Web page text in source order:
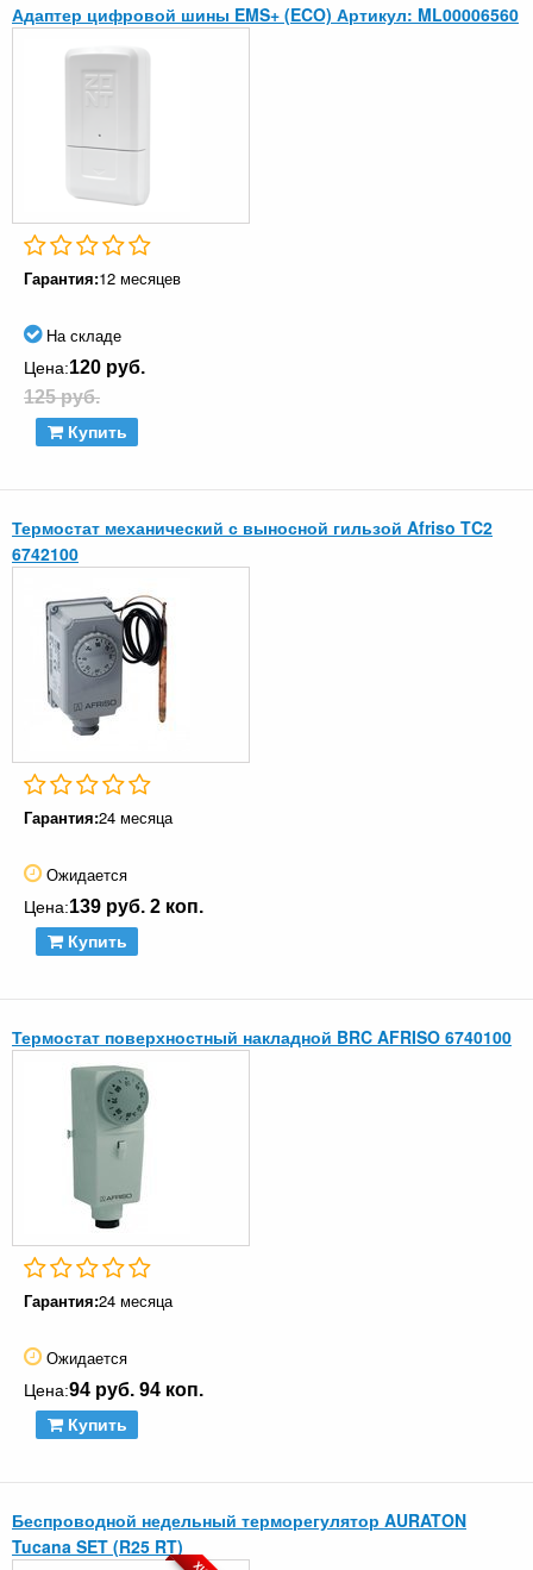
Адаптер цифровой шины EMS+ (ECO) Артикул: ML00006560
Гарантия:12 месяцев
На складе
Цена:120 руб.
125 руб.
Купить
Термостат механический с выносной гильзой Afriso TC2
6742100
Гарантия:24 месяца
Ожидается
Цена:139 руб. 2 коп.
Купить
Термостат поверхностный накладной BRC AFRISO 6740100
Гарантия:24 месяца
Ожидается
Цена:94 руб. 94 коп.
Купить
Беспроводной недельный терморегулятор AURATON
Tucana SET (R25 RT)